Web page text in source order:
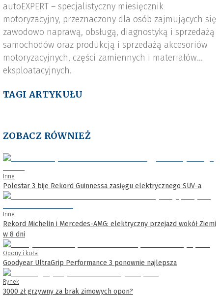
autoEXPERT – specjalistyczny miesięcznik
motoryzacyjny, przeznaczony dla osób zajmujących się
zawodowo naprawą, obsługą, diagnostyką i sprzedażą
samochodów oraz produkcją i sprzedażą akcesoriów
motoryzacyjnych, części zamiennych i materiałów
eksploatacyjnych.
TAGI ARTYKUŁU
ZOBACZ RÓWNIEŻ
Inne
Polestar 3 bije Rekord Guinnessa zasięgu elektrycznego SUV-a
Inne
Rekord Michelin i Mercedes-AMG: elektryczny przejazd wokół Ziemi
w 8 dni
Opony i koła
Goodyear UltraGrip Performance 3 ponownie najlepsza
Rynek
3000 zł grzywny za brak zimowych opon?